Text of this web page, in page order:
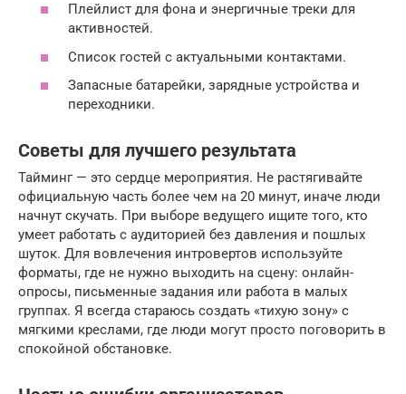
Плейлист для фона и энергичные треки для
активностей.
Список гостей с актуальными контактами.
Запасные батарейки, зарядные устройства и
переходники.
Советы для лучшего результата
Тайминг — это сердце мероприятия. Не растягивайте
официальную часть более чем на 20 минут, иначе люди
начнут скучать. При выборе ведущего ищите того, кто
умеет работать с аудиторией без давления и пошлых
шуток. Для вовлечения интровертов используйте
форматы, где не нужно выходить на сцену: онлайн-
опросы, письменные задания или работа в малых
группах. Я всегда стараюсь создать «тихую зону» с
мягкими креслами, где люди могут просто поговорить в
спокойной обстановке.